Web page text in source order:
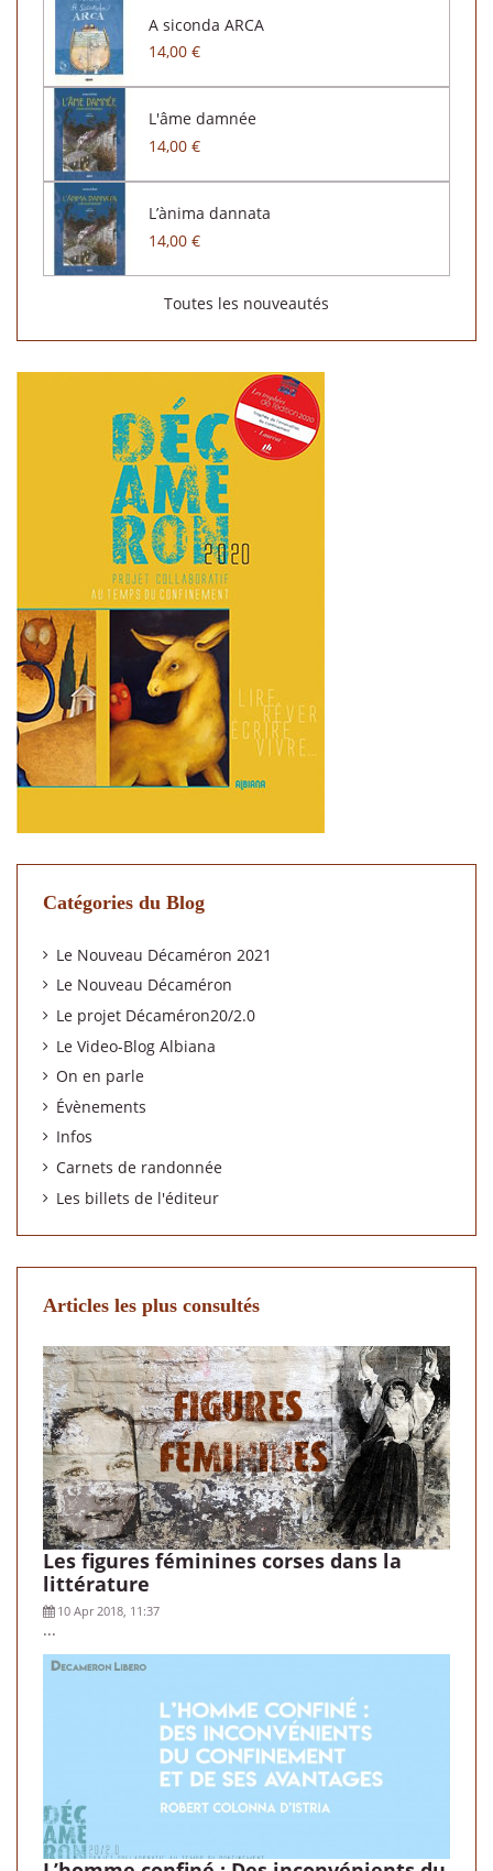
A siconda ARCA
14,00 €
L'âme damnée
14,00 €
L’ànima dannata
14,00 €
Toutes les nouveautés
Catégories du Blog
Le Nouveau Décaméron 2021
Le Nouveau Décaméron
Le projet Décaméron20/2.0
Le Video-Blog Albiana
On en parle
Évènements
Infos
Carnets de randonnée
Les billets de l'éditeur
Articles les plus consultés
Les figures féminines corses dans la
littérature
10 Apr 2018, 11:37
...